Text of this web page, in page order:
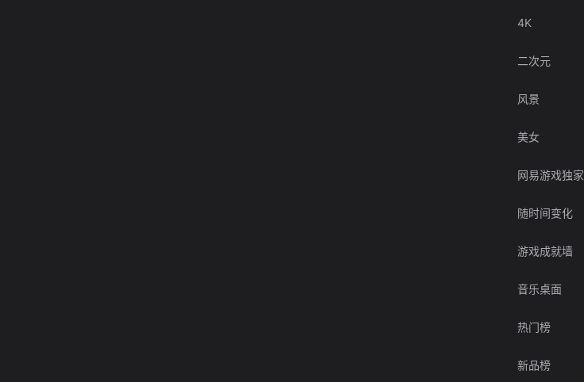
4K
二次元
风景
美女
网易游戏独家
随时间变化
游戏成就墙
音乐桌面
热门榜
新品榜